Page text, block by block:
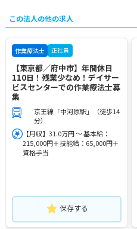
この法人の他の求人
作業療法士 正社員
【東京都／府中市】年間休日
110日！残業少なめ！デイサー
ビスセンターでの作業療法士募
集
京王線「中河原駅」（徒歩14
分）
【月収】31.0万円 ～ 基本給：
215,000円＋技能給：65,000円＋
資格手当
保存する